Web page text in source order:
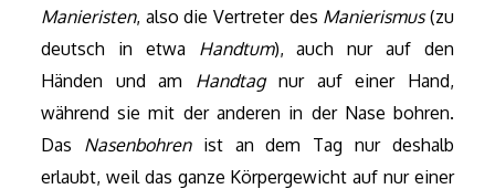
Manieristen, also die Vertreter des Manierismus(zu
deutsch in etwa Handtum), auch nur auf den
Händen und am Handtagnur auf einer Hand,
während sie mit der anderen in der Nase bohren.
Das Nasenbohrenist an dem Tag nur deshalb
erlaubt, weil das ganze Körpergewicht auf nur einer